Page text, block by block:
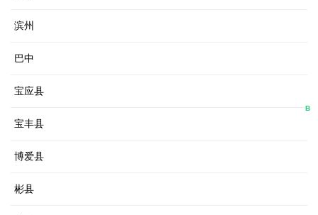
滨州
巴中
宝应县
宝丰县
博爱县
彬县
B